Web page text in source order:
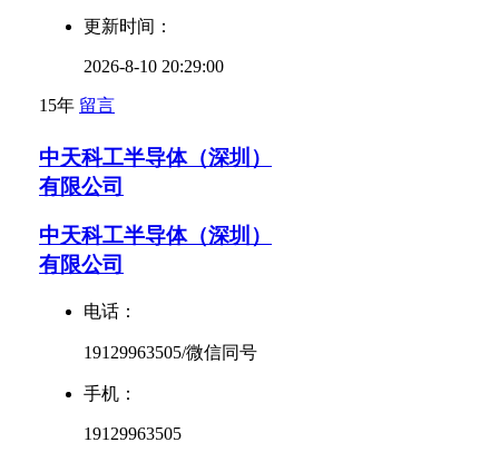
更新时间：
2026-8-10 20:29:00
15年 留言
中天科工半导体（深圳）
有限公司
中天科工半导体（深圳）
有限公司
电话：
19129963505/微信同号
手机：
19129963505